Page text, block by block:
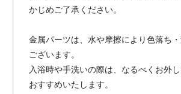
かじめご了承ください。
金属パーツは、水や摩擦により色落ち
ございます。
入浴時や手洗いの際は、なるべくお外
おすすめいたします。